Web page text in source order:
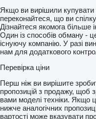
Якщо ви вирішили купувати
переконайтеся, що ви
Дізнайтеся якомога більше
Один із способів обману -
існуючу компанію. У разі
нам для додаткового
Перевірка ціни
Перш ніж ви вирішите
пропозицій з продажу, щоб
вами моделі техніки. Якщо
нижче аналогічних
вартості може вказувати